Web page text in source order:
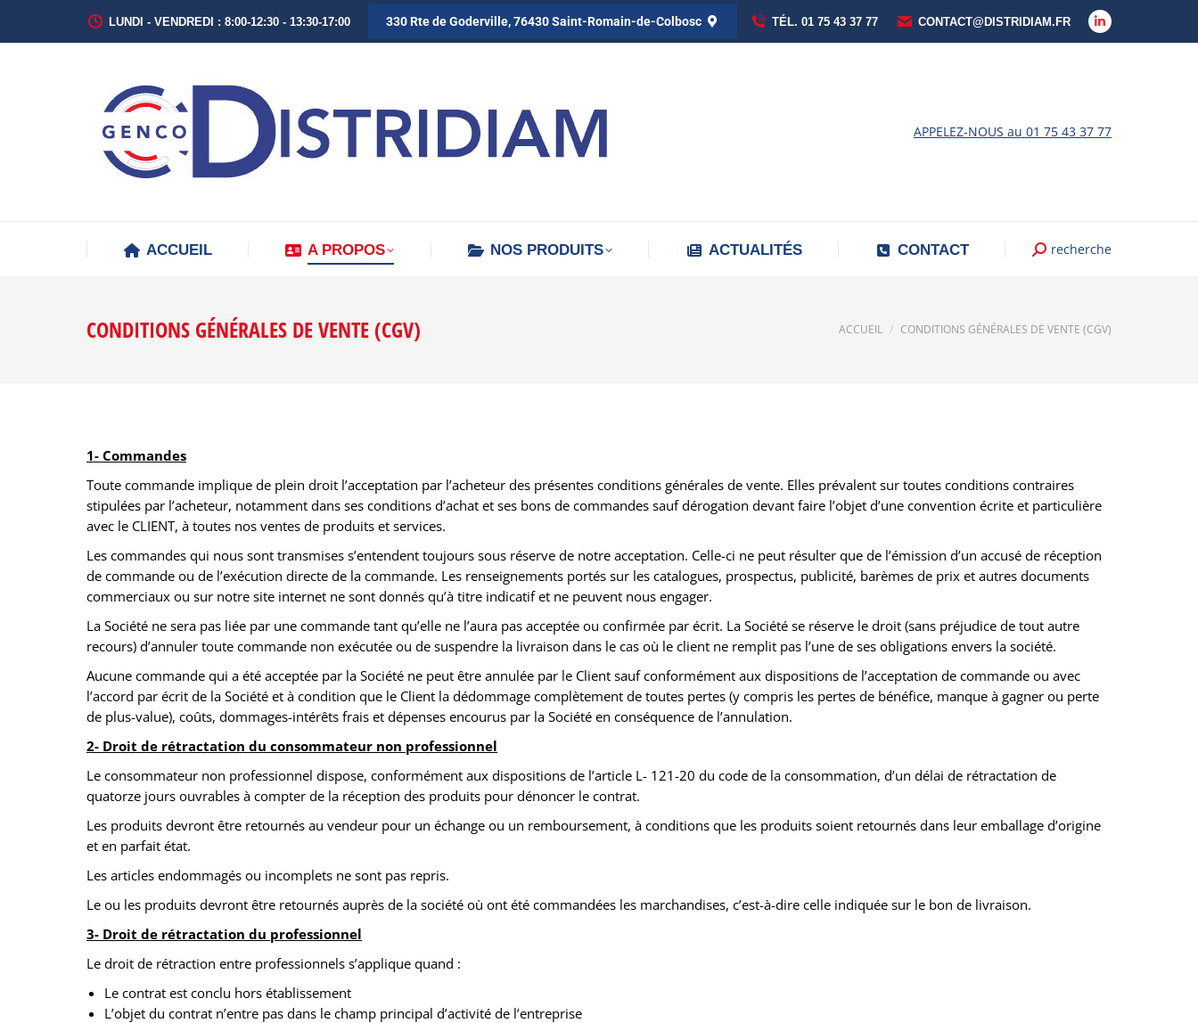
LUNDI - VENDREDI : 8:00-12:30 - 13:30-17:00 330 Rte de Goderville, 76430 Saint-Romain-de-Colbosc TÉL. 01 75 43 37 77 CONTACT@DISTRIDIAM.FR
La
dans
APPELEZ-NOUS au 01 75 43 37 77
ACCUEIL A PROPOS NOS PRODUITS ACTUALITÉS CONTACT
Recherche
recherche
CONDITIONS GÉNÉRALES DE VENTE (CGV) Vous êtes ici :
ACCUEIL CONDITIONS GÉNÉRALES DE VENTE (CGV)
1- Commandes
Toute commande implique de plein droit l’acceptation par l’acheteur des présentes conditions générales de vente. Elles prévalent sur toutes conditions contraires
stipulées par l’acheteur, notamment dans ses conditions d’achat et ses bons de commandes sauf dérogation devant faire l’objet d’une convention écrite et particulière
avec le CLIENT, à toutes nos ventes de produits et services.
Les commandes qui nous sont transmises s’entendent toujours sous réserve de notre acceptation. Celle-ci ne peut résulter que de l’émission d’un accusé de réception
de commande ou de l’exécution directe de la commande. Les renseignements portés sur les catalogues, prospectus, publicité, barèmes de prix et autres documents
commerciaux ou sur notre site internet ne sont donnés qu’à titre indicatif et ne peuvent nous engager.
La Société ne sera pas liée par une commande tant qu’elle ne l’aura pas acceptée ou confirmée par écrit. La Société se réserve le droit (sans préjudice de tout autre
recours) d’annuler toute commande non exécutée ou de suspendre la livraison dans le cas où le client ne remplit pas l’une de ses obligations envers la société.
Aucune commande qui a été acceptée par la Société ne peut être annulée par le Client sauf conformément aux dispositions de l’acceptation de commande ou avec
l’accord par écrit de la Société et à condition que le Client la dédommage complètement de toutes pertes (y compris les pertes de bénéfice, manque à gagner ou perte
de plus-value), coûts, dommages-intérêts frais et dépenses encourus par la Société en conséquence de l’annulation.
2- Droit de rétractation du consommateur non professionnel
Le consommateur non professionnel dispose, conformément aux dispositions de l’article L- 121-20 du code de la consommation, d’un délai de rétractation de
quatorze jours ouvrables à compter de la réception des produits pour dénoncer le contrat.
Les produits devront être retournés au vendeur pour un échange ou un remboursement, à conditions que les produits soient retournés dans leur emballage d’origine
et en parfait état.
Les articles endommagés ou incomplets ne sont pas repris.
Le ou les produits devront être retournés auprès de la société où ont été commandées les marchandises, c’est-à-dire celle indiquée sur le bon de livraison.
3- Droit de rétractation du professionnel
Le droit de rétraction entre professionnels s’applique quand :
Le contrat est conclu hors établissement
L’objet du contrat n’entre pas dans le champ principal d’activité de l’entreprise